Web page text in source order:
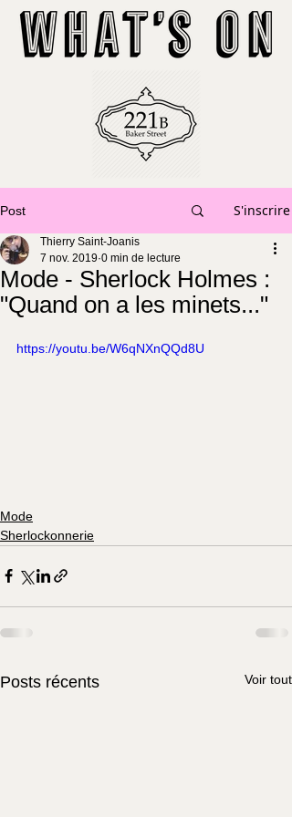
Post S'inscrire
Mode - Sherlock Holmes :
"Quand on a les minets..."
Thierry Saint-Joanis
7 nov. 2019 0 min de lecture
https://youtu.be/W6qNXnQQd8U
Mode
Sherlockonnerie
Posts récents Voir tout